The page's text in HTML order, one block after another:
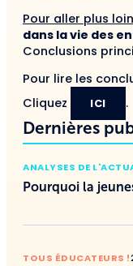
Pour aller plus loin
dans la vie des
Conclusions
Pour lire les
Cliquez
ICI .
Dernières
ANALYSES DE
Pourquoi la
TOUS ÉDUCATEURS !